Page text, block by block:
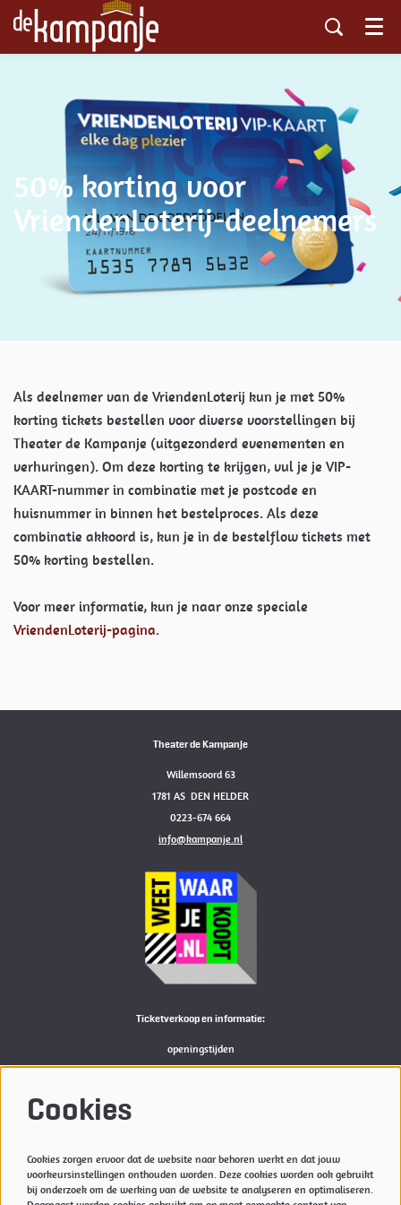
Menu
50% korting voor
VriendenLoterij-deelnemers
Als deelnemer van de VriendenLoterij kun je met 50%
korting tickets bestellen voor diverse voorstellingen bij
Theater de Kampanje (uitgezonderd evenementen en
verhuringen). Om deze korting te krijgen, vul je je VIP-
KAART-nummer in combinatie met je postcode en
huisnummer in binnen het bestelproces. Als deze
combinatie akkoord is, kun je in de bestelflow tickets met
50% korting bestellen.
Voor meer informatie, kun je naar onze speciale
VriendenLoterij-pagina.
Theater de Kampanje
Willemsoord 63
1781 AS DEN HELDER
0223-674 664
info@kampanje.nl
Ticketverkoop en informatie:
openingstijden
Bekijkhierde actuele openingstijden van de Kampanje
Privacyverklaring & Cookies
Techniek
Cookies
Cookies zorgen ervoor dat de website naar behoren werkt en dat jouw
voorkeursinstellingen onthouden worden. Deze cookies worden ook gebruikt
bij onderzoek om de werking van de website te analyseren en optimaliseren.